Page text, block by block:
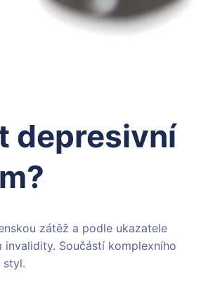
depresivní
zátěž a podle ukazatele
Součástí komplexního
styl.